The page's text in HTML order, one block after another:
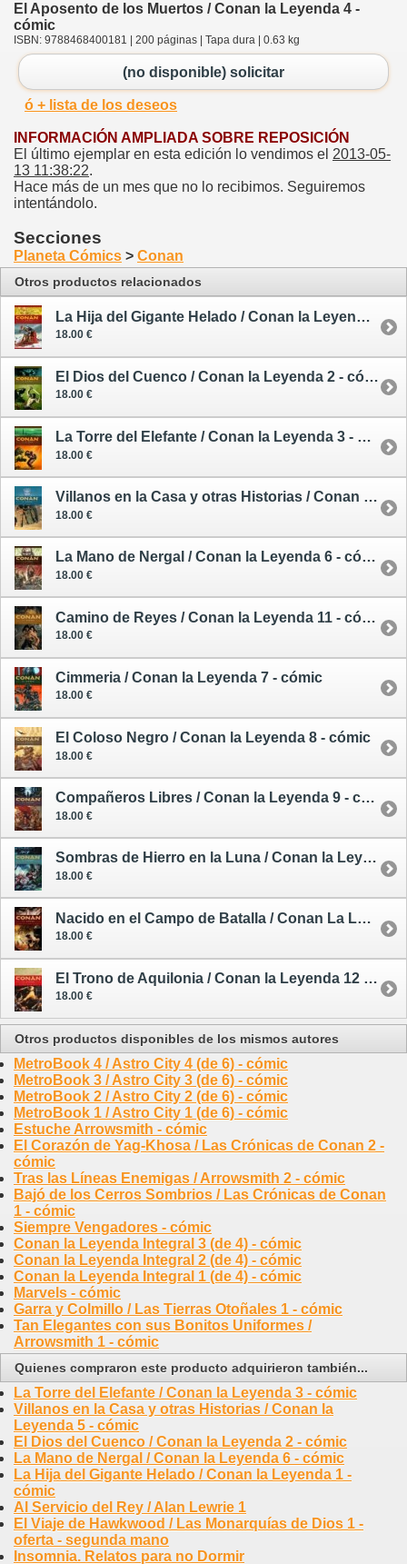
El Aposento de los Muertos / Conan la Leyenda 4 -
cómic
ISBN: 9788468400181 | 200 páginas | Tapa dura | 0.63 kg
(no disponible) solicitar
ó + lista de los deseos
INFORMACIÓN AMPLIADA SOBRE REPOSICIÓN
El último ejemplar en esta edición lo vendimos el 2013-05-
13 11:38:22.
Hace más de un mes que no lo recibimos. Seguiremos
intentándolo.
Secciones
Planeta Cómics > Conan
Otros productos relacionados
La Hija del Gigante Helado / Conan la Leyenda 1 - cómic
18.00 €
El Dios del Cuenco / Conan la Leyenda 2 - cómic
18.00 €
La Torre del Elefante / Conan la Leyenda 3 - cómic
18.00 €
Villanos en la Casa y otras Historias / Conan la Leyenda 5 - cómic
18.00 €
La Mano de Nergal / Conan la Leyenda 6 - cómic
18.00 €
Camino de Reyes / Conan la Leyenda 11 - cómic
18.00 €
Cimmeria / Conan la Leyenda 7 - cómic
18.00 €
El Coloso Negro / Conan la Leyenda 8 - cómic
18.00 €
Compañeros Libres / Conan la Leyenda 9 - cómic
18.00 €
Sombras de Hierro en la Luna / Conan la Leyenda 10 - cómic
18.00 €
Nacido en el Campo de Batalla / Conan La Leyenda 0 - cómic
18.00 €
El Trono de Aquilonia / Conan la Leyenda 12 - cómic
18.00 €
Otros productos disponibles de los mismos autores
MetroBook 4 / Astro City 4 (de 6) - cómic
MetroBook 3 / Astro City 3 (de 6) - cómic
MetroBook 2 / Astro City 2 (de 6) - cómic
MetroBook 1 / Astro City 1 (de 6) - cómic
Estuche Arrowsmith - cómic
El Corazón de Yag-Khosa / Las Crónicas de Conan 2 -
cómic
Tras las Líneas Enemigas / Arrowsmith 2 - cómic
Bajó de los Cerros Sombrios / Las Crónicas de Conan
1 - cómic
Siempre Vengadores - cómic
Conan la Leyenda Integral 3 (de 4) - cómic
Conan la Leyenda Integral 2 (de 4) - cómic
Conan la Leyenda Integral 1 (de 4) - cómic
Marvels - cómic
Garra y Colmillo / Las Tierras Otoñales 1 - cómic
Tan Elegantes con sus Bonitos Uniformes /
Arrowsmith 1 - cómic
Quienes compraron este producto adquirieron también...
La Torre del Elefante / Conan la Leyenda 3 - cómic
Villanos en la Casa y otras Historias / Conan la
Leyenda 5 - cómic
El Dios del Cuenco / Conan la Leyenda 2 - cómic
La Mano de Nergal / Conan la Leyenda 6 - cómic
La Hija del Gigante Helado / Conan la Leyenda 1 -
cómic
Al Servicio del Rey / Alan Lewrie 1
El Viaje de Hawkwood / Las Monarquías de Dios 1 -
oferta - segunda mano
Insomnia. Relatos para no Dormir